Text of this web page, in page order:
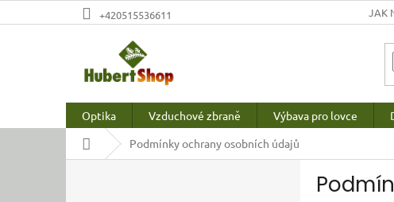
na
+420515536611 JAK
Optika Vzduchové zbraně Výbava pro lovce
Domů
Podmínky ochrany osobních údajů